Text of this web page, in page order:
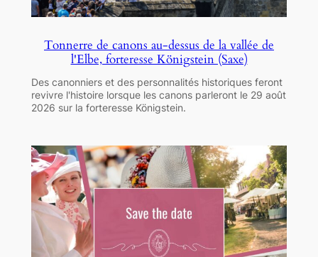
Tonnerre de canons au-dessus de la vallée de
l'Elbe, forteresse Königstein (Saxe)
Des canonniers et des personnalités historiques feront
revivre l'histoire lorsque les canons parleront le 29 août
2026 sur la forteresse Königstein.